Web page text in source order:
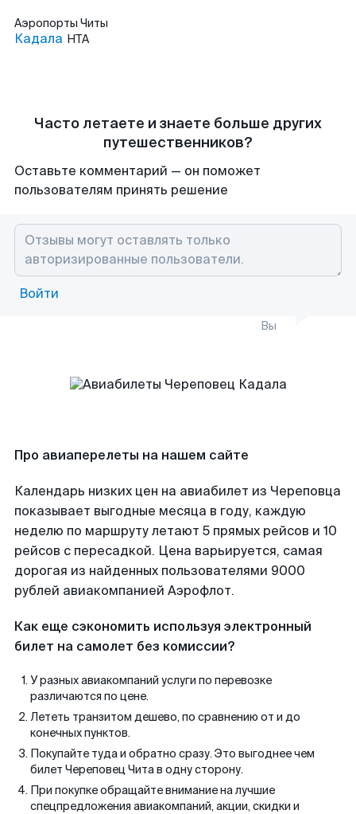
Аэропорты Читы
Кадала HTA
Часто летаете и знаете больше других
путешественников?
Оставьте комментарий — он поможет
пользователям принять решение
Войти
Вы
Про авиаперелеты на нашем сайте
Календарь низких цен на авиабилет из Череповца
показывает выгодные месяца в году, каждую
неделю по маршруту летают 5 прямых рейсов и 10
рейсов с пересадкой. Цена варьируется, самая
дорогая из найденных пользователями 9000
рублей авиакомпанией Аэрофлот.
Как еще сэкономить используя электронный
билет на самолет без комиссии?
У разных авиакомпаний услуги по перевозке
различаются по цене.
Лететь транзитом дешево, по сравнению от и до
конечных пунктов.
Покупайте туда и обратно сразу. Это выгоднее чем
билет Череповец Чита в одну сторону.
При покупке обращайте внимание на лучшие
спецпредложения авиакомпаний, акции, скидки и